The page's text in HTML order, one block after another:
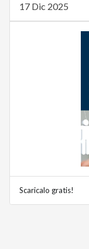
17 Dic 2025
Scaricalo gratis!